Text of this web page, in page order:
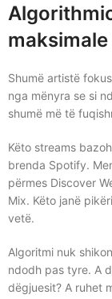
Shumë artistë
nga mënyra se si
shumë më të
Këto streams
brenda Spotify.
përmes Discover
Mix. Këto janë
vetë.
Algoritmi nuk
ndodh pas tyre. A
dëgjuesit? A ruhet